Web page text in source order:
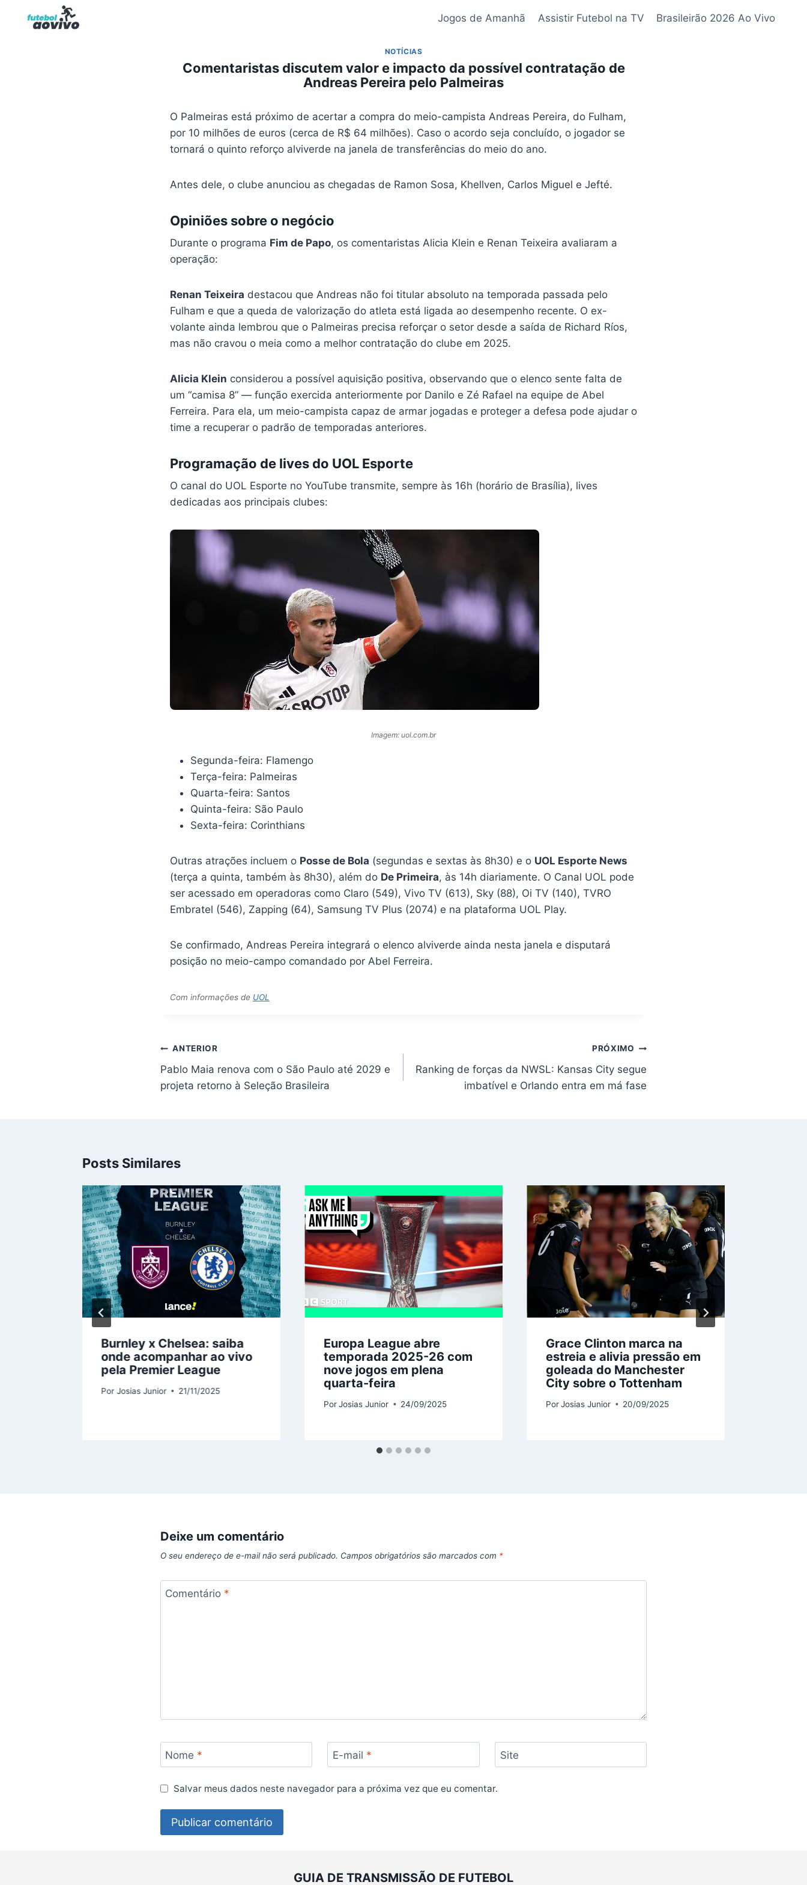
Jogos de Amanhã Assistir Futebol na TV Brasileirão 2026 Ao Vivo
NOTÍCIAS
Comentaristas discutem valor e impacto da possível contratação de
Andreas Pereira pelo Palmeiras
O Palmeiras está próximo de acertar a compra do meio-campista Andreas Pereira, do Fulham,
por 10 milhões de euros (cerca de R$ 64 milhões). Caso o acordo seja concluído, o jogador se
tornará o quinto reforço alviverde na janela de transferências do meio do ano.
Antes dele, o clube anunciou as chegadas de Ramon Sosa, Khellven, Carlos Miguel e Jefté.
Opiniões sobre o negócio
Durante o programa Fim de Papo, os comentaristas Alicia Klein e Renan Teixeira avaliaram a
operação:
Renan Teixeira destacou que Andreas não foi titular absoluto na temporada passada pelo
Fulham e que a queda de valorização do atleta está ligada ao desempenho recente. O ex-
volante ainda lembrou que o Palmeiras precisa reforçar o setor desde a saída de Richard Ríos,
mas não cravou o meia como a melhor contratação do clube em 2025.
Alicia Klein considerou a possível aquisição positiva, observando que o elenco sente falta de
um “camisa 8” — função exercida anteriormente por Danilo e Zé Rafael na equipe de Abel
Ferreira. Para ela, um meio-campista capaz de armar jogadas e proteger a defesa pode ajudar o
time a recuperar o padrão de temporadas anteriores.
Programação de lives do UOL Esporte
O canal do UOL Esporte no YouTube transmite, sempre às 16h (horário de Brasília), lives
dedicadas aos principais clubes:
Imagem: uol.com.br
Segunda-feira: Flamengo
Terça-feira: Palmeiras
Quarta-feira: Santos
Quinta-feira: São Paulo
Sexta-feira: Corinthians
Outras atrações incluem o Posse de Bola (segundas e sextas às 8h30) e o UOL Esporte News
(terça a quinta, também às 8h30), além do De Primeira, às 14h diariamente. O Canal UOL pode
ser acessado em operadoras como Claro (549), Vivo TV (613), Sky (88), Oi TV (140), TVRO
Embratel (546), Zapping (64), Samsung TV Plus (2074) e na plataforma UOL Play.
Se confirmado, Andreas Pereira integrará o elenco alviverde ainda nesta janela e disputará
posição no meio-campo comandado por Abel Ferreira.
Com informações de UOL
Navegação
de
Post
ANTERIOR
Pablo Maia renova com o São Paulo até 2029 e
projeta retorno à Seleção Brasileira
PRÓXIMO
Ranking de forças da NWSL: Kansas City segue
imbatível e Orlando entra em má fase
Posts Similares
Burnley x Chelsea: saiba
onde acompanhar ao vivo
pela Premier League
PorJosias Junior 21/11/2025
Europa League abre
temporada 2025-26 com
nove jogos em plena
quarta-feira
PorJosias Junior 24/09/2025
Grace Clinton marca na
estreia e alivia pressão em
goleada do Manchester
City sobre o Tottenham
Por Josias Junior 20/09/2025
Deixe um comentário
O seu endereço de e-mail não será publicado. Campos obrigatórios são marcados com *
Comentário *
Nome * E-mail * Site
Salvar meus dados neste navegador para a próxima vez que eu comentar.
GUIA DE TRANSMISSÃO DE FUTEBOL